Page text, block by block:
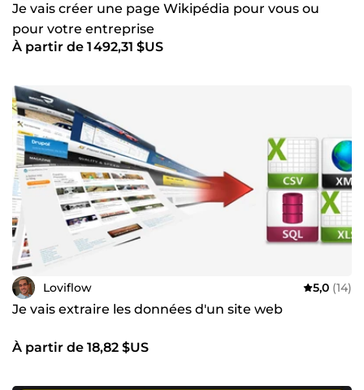
Je vais créer une page Wikipédia pour vous ou
pour votre entreprise
À partir de 1 492,31 $US
Loviflow 5,0 (14)
Je vais extraire les données d'un site web
À partir de 18,82 $US